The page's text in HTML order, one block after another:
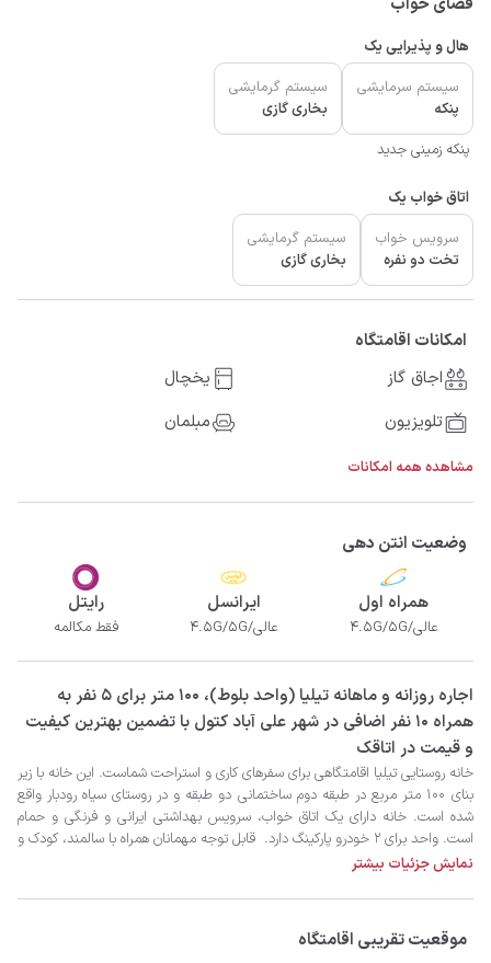
هال و پذیرایی یک
سیستم سرمایشی
پنکه
سیستم گرمایشی
بخاری گازی
پنکه زمینی جدید
اتاق خواب یک
سرویس خواب
تخت دو نفره
سیستم گرمایشی
بخاری گازی
امکانات اقامتگاه
اجاق گاز
یخچال
تلویزیون
مبلمان
مشاهده همه امکانات
وضعیت انتن دهی
همراه اول
عالی/4.5G/5G
ایرانسل
عالی/4.5G/5G
رایتل
فقط مکالمه
‫‫اجاره روزانه و ماهانه تیلیا (واحد بلوط)، 100 متر برای 5 نفر به
همراه 10 نفر اضافی در شهر علی آباد کتول با تضمین بهترین کیفیت
و قیمت در اتاقک
نمایش جزئیات بیشتر
موقعیت تقریبی اقامتگاه